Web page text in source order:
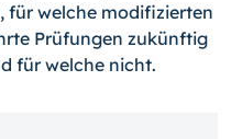
für welche modifizierten
Prüfungen zukünftig
für welche nicht.